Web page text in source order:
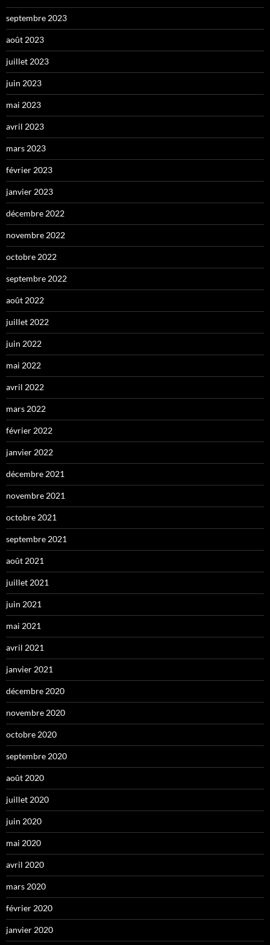
septembre 2023
août 2023
juillet 2023
juin 2023
mai 2023
avril 2023
mars 2023
février 2023
janvier 2023
décembre 2022
novembre 2022
octobre 2022
septembre 2022
août 2022
juillet 2022
juin 2022
mai 2022
avril 2022
mars 2022
février 2022
janvier 2022
décembre 2021
novembre 2021
octobre 2021
septembre 2021
août 2021
juillet 2021
juin 2021
mai 2021
avril 2021
janvier 2021
décembre 2020
novembre 2020
octobre 2020
septembre 2020
août 2020
juillet 2020
juin 2020
mai 2020
avril 2020
mars 2020
février 2020
janvier 2020